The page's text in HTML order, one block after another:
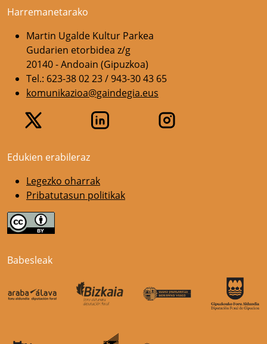
Harremanetarako
Martin Ugalde Kultur Parkea
Gudarien etorbidea z/g
20140 - Andoain (Gipuzkoa)
Tel.: 623-38 02 23 / 943-30 43 65
komunikazioa@gaindegia.eus
Edukien erabileraz
Legezko oharrak
Pribatutasun politikak
Babesleak